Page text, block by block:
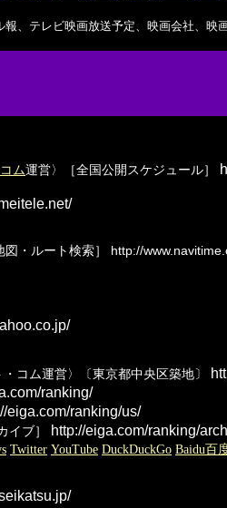
、テレビ映画放送予定、映画会社、
ム運営〉［全国公開スケジュール］
・ルート検索］ http://
コム運営〉〔東京都中央区築地〕
ranking/
eiga.com/ranking/us/
イブ］ http://eiga.com/ranking/
Twitter YouTube DuckDuckGo Baidu百